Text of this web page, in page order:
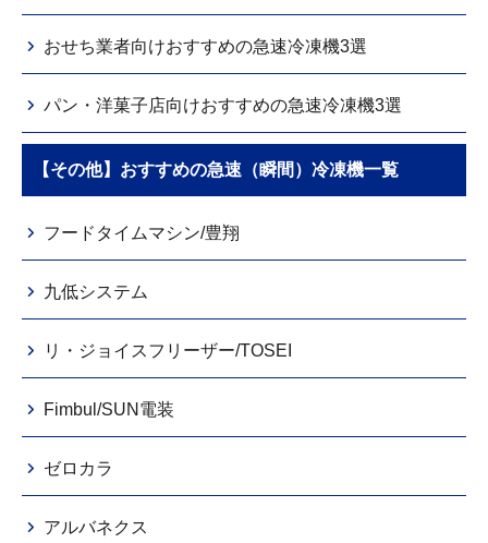
おせち業者向けおすすめの急速冷凍機3選
パン・洋菓子店向けおすすめの急速冷凍機3選
【その他】おすすめの急速（瞬間）冷凍機一覧
フードタイムマシン/豊翔
九低システム
リ・ジョイスフリーザー/TOSEI
Fimbul/SUN電装
ゼロカラ
アルバネクス